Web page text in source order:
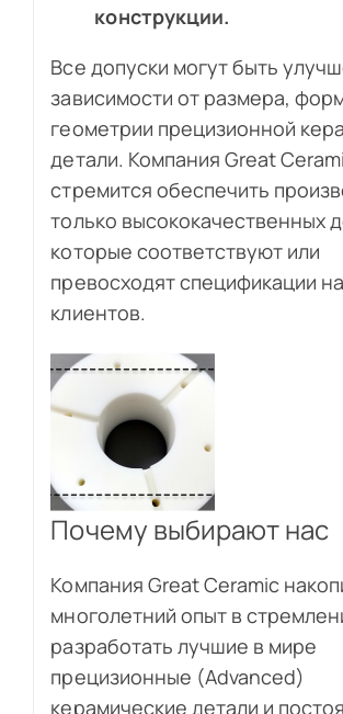
конструкции.
Все допуски могут быть
зависимости от размера,
геометрии прецизионной
детали. Компания Great
стремится обеспечить
только высококачественных
которые соответствуют или
превосходят спецификации
клиентов.
Почему выбирают нас
Компания Great Ceramic
многолетний опыт в
разработать лучшие в мире
прецизионные (Advanced)
керамические детали и